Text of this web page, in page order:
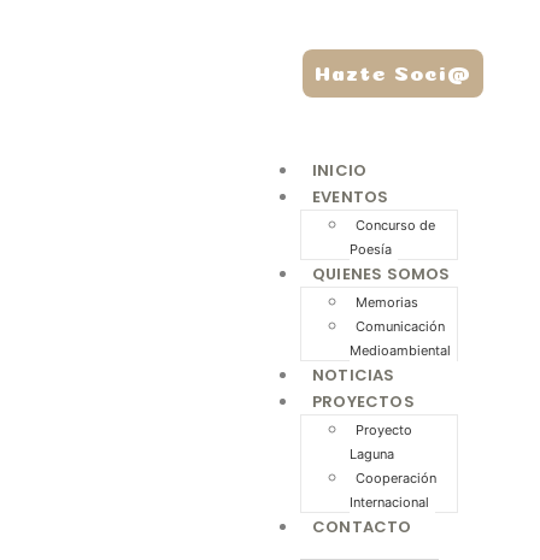
INICIO
EVENTOS
Concurso de
Poesía
QUIENES SOMOS
Memorias
Comunicación
Medioambiental
NOTICIAS
PROYECTOS
Proyecto
Laguna
Cooperación
Internacional
CONTACTO
Hazte Soci@